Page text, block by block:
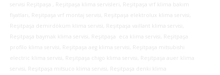
servisi Reşitpaşa , Reşitpaşa klima servisleri, Reşitpaşa vrf klima bakım
fiyatları, Reşitpaşa vrf montaj servisi, Reşitpaşa elektrolux klima servisi,
Reşitpaşa demirdöküm klima servisi, Reşitpaşa vaillant klima servisi,
Reşitpaşa baymak klima servisi, Reşitpaşa eca klima servisi, Reşitpaşa
profilo klima servisi, Reşitpaşa aeg klima servisi, Reşitpaşa mitsubishi
electric klima servisi, Reşitpaşa chigo klima servisi, Reşitpaşa auer klima
servisi, Reşitpaşa mitsuco klima servisi, Reşitpaşa denki klima